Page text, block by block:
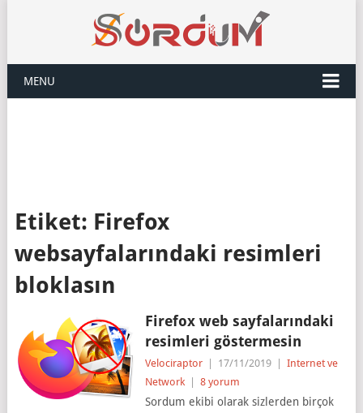
MENU
Etiket: Firefox
websayfalarındaki resimleri
bloklasın
Firefox web sayfalarındaki
resimleri göstermesin
Velociraptor 17/11/2019
Internet ve
Network
8 yorum
Sordum ekibi olarak sizlerden birçok